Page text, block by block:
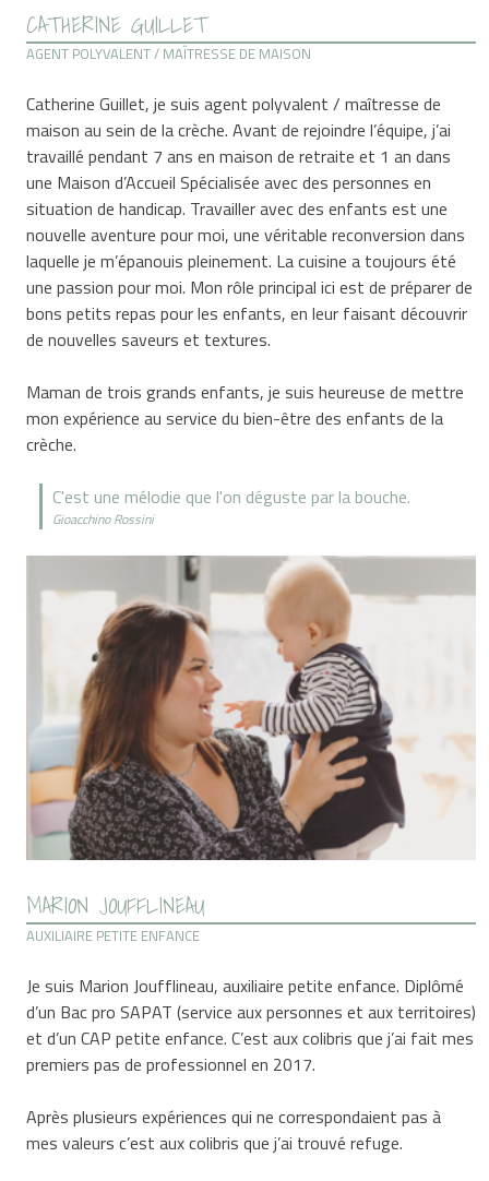
CATHERINE GUILLET
AGENT POLYVALENT / MAÎTRESSE DE MAISON
Catherine Guillet, je suis agent polyvalent / maîtresse de
maison au sein de la crèche. Avant de rejoindre l’équipe, j’ai
travaillé pendant 7 ans en maison de retraite et 1 an dans
une Maison d’Accueil Spécialisée avec des personnes en
situation de handicap. Travailler avec des enfants est une
nouvelle aventure pour moi, une véritable reconversion dans
laquelle je m’épanouis pleinement. La cuisine a toujours été
une passion pour moi. Mon rôle principal ici est de préparer de
bons petits repas pour les enfants, en leur faisant découvrir
de nouvelles saveurs et textures.
Maman de trois grands enfants, je suis heureuse de mettre
mon expérience au service du bien-être des enfants de la
crèche.
C'est une mélodie que l'on déguste par la bouche.
Gioacchino Rossini
MARION JOUFFLINEAU
AUXILIAIRE PETITE ENFANCE
Je suis Marion Joufflineau, auxiliaire petite enfance. Diplômé
d’un Bac pro SAPAT (service aux personnes et aux territoires)
et d’un CAP petite enfance. C’est aux colibris que j’ai fait mes
premiers pas de professionnel en 2017.
Après plusieurs expériences qui ne correspondaient pas à
mes valeurs c’est aux colibris que j’ai trouvé refuge.